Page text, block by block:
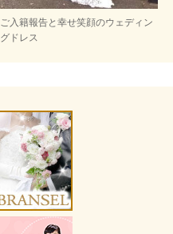
ご入籍報告と幸せ笑顔のウェディン
グドレス